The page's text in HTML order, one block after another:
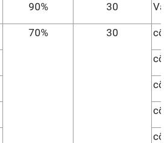
90% 30
70% 30